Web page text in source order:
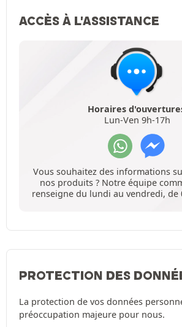
ACCÈS À L'ASSISTANCE
Horaires
Lun-Ven 9h-17h
Vous souhaitez des informations
nos produits ? Notre équipe
renseigne du lundi au vendredi, de
PROTECTION DES
La protection de vos données
préoccupation majeure pour nous.